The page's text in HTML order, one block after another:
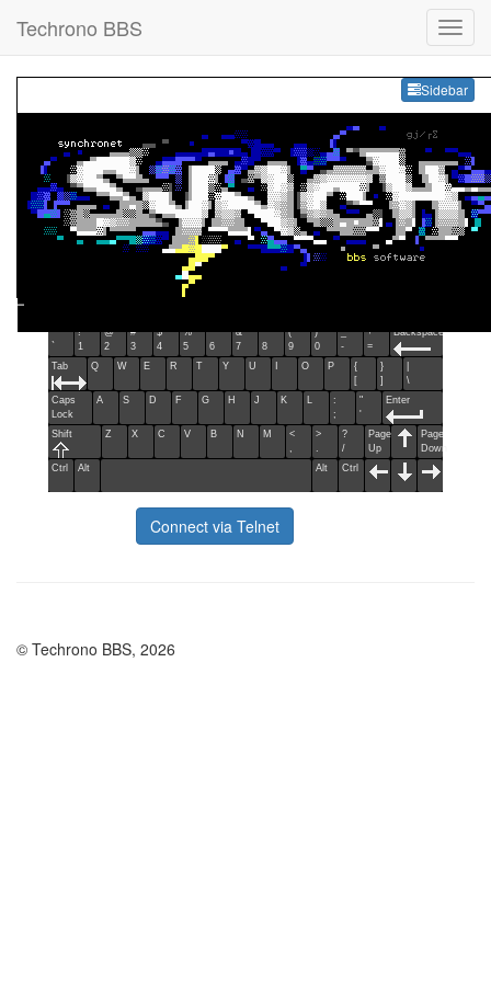
Techrono BBS
Sidebar
~
`
!
1
@
2
#
3
$
4
%
5
^
6
&
7
*
8
(
9
)
0
_
-
+
=
Backspace
Tab Q W E R T Y U O P
{
[
}
]
\
Caps
Lock
A S D F G H J K L
:
;
"
'
Enter
Shift Z X C V B N M
<
,
>
.
?
/
Page
Up
Page
Down
Ctrl
Alt Alt Ctrl
Connect via Telnet
© Techrono BBS, 2026